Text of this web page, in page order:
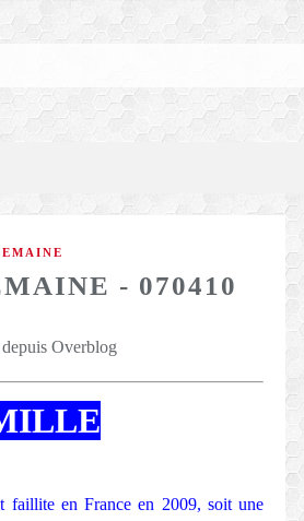
- 070410
Overblog
faillite en France en 2009, soit une